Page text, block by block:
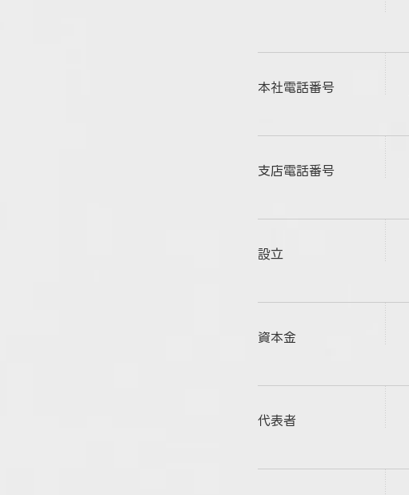
本社電話番号
支店電話番号
設立
資本金
代表者